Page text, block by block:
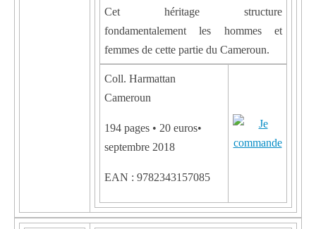
Cet héritage structure
fondamentalement les hommes et
femmes de cette partie du Cameroun.
Coll. Harmattan
Cameroun
194 pages • 20 euros•
septembre 2018
EAN : 9782343157085